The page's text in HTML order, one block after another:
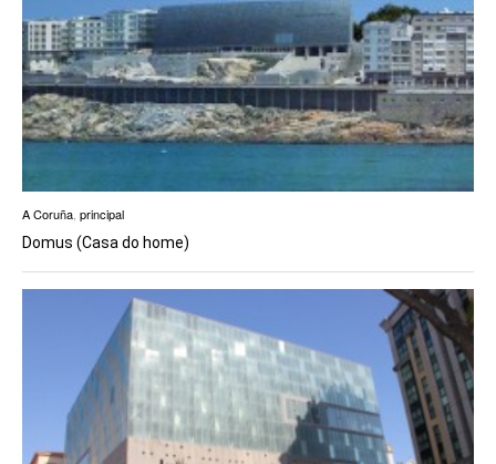
A Coruña, principal
Domus (Casa do home)